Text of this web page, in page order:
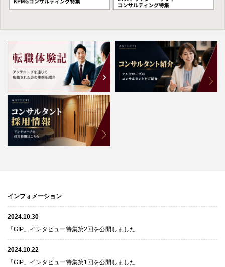
インフォメーション
2024.10.30
「GIP」インタビュー特集第2回を公開しました
2024.10.22
「GIP」インタビュー特集第1回を公開しました